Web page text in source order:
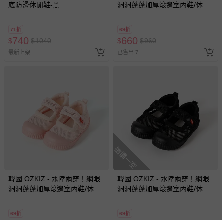
底防滑休閒鞋-黑
71折
$740 $1040
最新上架
洞洞蓬蓬加厚滾邊室內鞋/休閒
69折
$660 $960
已售出 7
韓國 OZKIZ - 水陸兩穿！網眼
洞洞蓬蓬加厚滾邊室內鞋/休閒
69折
搶購一空
韓國 OZKIZ - 水陸兩穿！網眼
洞洞蓬蓬加厚滾邊室內鞋/休閒
69折